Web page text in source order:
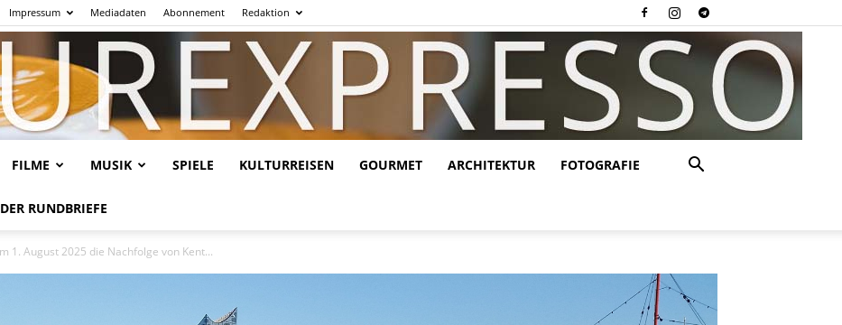
Impressum Mediadaten Abonnement Redaktion
FILME MUSIK SPIELE KULTURREISEN GOURMET ARCHITEKTUR FOTOGRAFIE
RUNDBRIEFE
1. August 2025 die Nachfolge von Kent...